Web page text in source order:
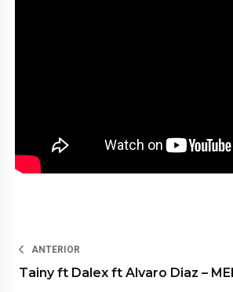
ANTERIOR
Tainy ft Dalex ft Alvaro Diaz –